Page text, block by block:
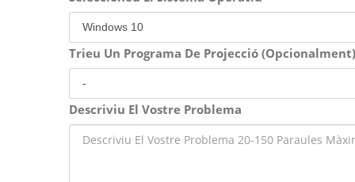
Trieu Un Programa De Projecció (Opcionalment)
Descriviu El Vostre Problema